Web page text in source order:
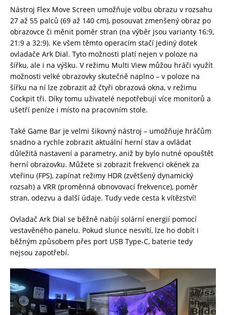
Nástroj Flex Move Screen umožňuje volbu obrazu v rozsahu
27 až 55 palců (69 až 140 cm), posouvat zmenšený obraz po
obrazovce či měnit poměr stran (na výběr jsou varianty 16:9,
21:9 a 32:9). Ke všem těmto operacím stačí jediný dotek
ovladače Ark Dial. Tyto možnosti platí nejen v poloze na
šířku, ale i na výšku. V režimu Multi View můžou hráči využít
možnosti velké obrazovky skutečně naplno – v poloze na
šířku na ní lze zobrazit až čtyři obrazová okna, v režimu
Cockpit tři. Díky tomu uživatelé nepotřebují více monitorů a
ušetří peníze i místo na pracovním stole.
Také Game Bar je velmi šikovný nástroj – umožňuje hráčům
snadno a rychle zobrazit aktuální herní stav a ovládat
důležitá nastavení a parametry, aniž by bylo nutné opouštět
herní obrazovku. Můžete si zobrazit frekvenci okének za
vteřinu (FPS), zapínat režimy HDR (zvětšený dynamický
rozsah) a VRR (proměnná obnovovací frekvence), poměr
stran, odezvu a další údaje. Tudy vede cesta k vítězství!
Ovladač Ark Dial se běžně nabíjí solární energií pomocí
vestavěného panelu. Pokud slunce nesvítí, lze ho dobít i
běžným způsobem přes port USB Type-C, baterie tedy
nejsou zapotřebí.